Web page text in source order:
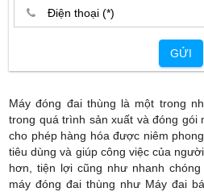
GỬI
Máy đóng đai thùng là một trong
trong quá trình sản xuất và đóng gói
cho phép hàng hóa được niêm
tiêu dùng và giúp công việc của
hơn, tiện lợi cũng như nhanh
máy đóng đai thùng như Máy đai